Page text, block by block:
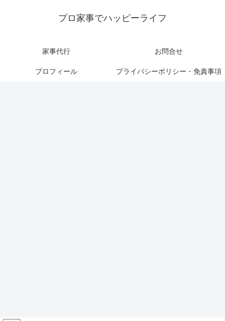
プロ家事でハッピーライフ
家事代行 お問合せ
プロフィール プライバシーポリシー・免責事項